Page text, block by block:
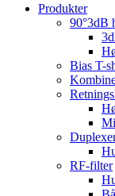
Produkter
90°3dB
Bias T-
RF-filter